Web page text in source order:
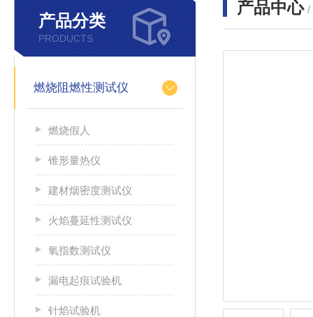
产品分类
PRODUCTS
燃烧阻燃性测试仪
燃烧假人
锥形量热仪
建材烟密度测试仪
火焰蔓延性测试仪
氧指数测试仪
漏电起痕试验机
针焰试验机
产品中心 /